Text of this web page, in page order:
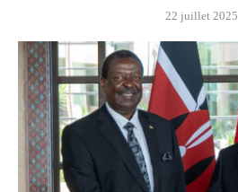
22 juillet 2025